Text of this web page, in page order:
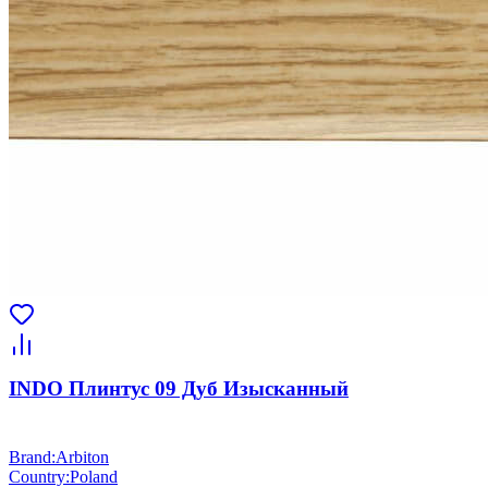
INDO Плинтус 09 Дуб Изысканный
Brand:Arbiton
Country:Poland